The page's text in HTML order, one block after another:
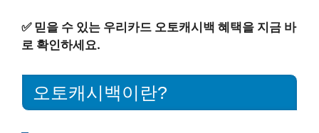
✅ 믿을 수 있는 우리카드 오토캐시백 혜택을 지금 바
로 확인하세요.
오토캐시백이란?